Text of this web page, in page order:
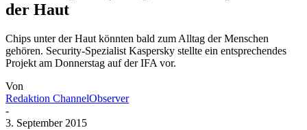
der Haut
Chips unter der Haut könnten bald zum Alltag der Menschen
gehören. Security-Spezialist Kaspersky stellte ein entsprechendes
Projekt am Donnerstag auf der IFA vor.
Von
Redaktion ChannelObserver
-
3. September 2015